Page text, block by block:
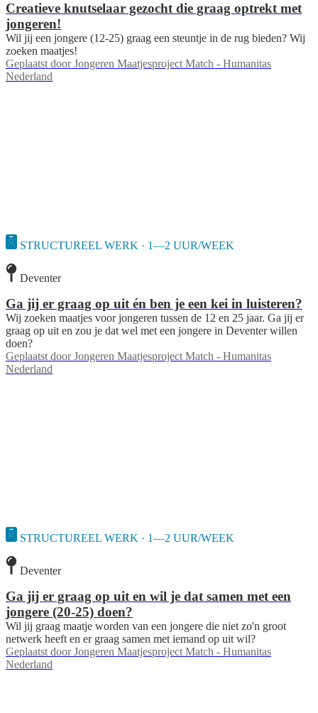
Creatieve knutselaar gezocht die graag optrekt met
jongeren!
Wil jij een jongere (12-25) graag een steuntje in de rug bieden? Wij
zoeken maatjes!
Geplaatst door Jongeren Maatjesproject Match - Humanitas
Nederland
STRUCTUREEL WERK · 1—2 UUR/WEEK
Deventer
Ga jij er graag op uit én ben je een kei in luisteren?
Wij zoeken maatjes voor jongeren tussen de 12 en 25 jaar. Ga jij er
graag op uit en zou je dat wel met een jongere in Deventer willen
doen?
Geplaatst door Jongeren Maatjesproject Match - Humanitas
Nederland
STRUCTUREEL WERK · 1—2 UUR/WEEK
Deventer
Ga jij er graag op uit en wil je dat samen met een
jongere (20-25) doen?
Wil jij graag maatje worden van een jongere die niet zo'n groot
netwerk heeft en er graag samen met iemand op uit wil?
Geplaatst door Jongeren Maatjesproject Match - Humanitas
Nederland